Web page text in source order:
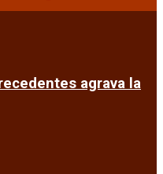
agrava la